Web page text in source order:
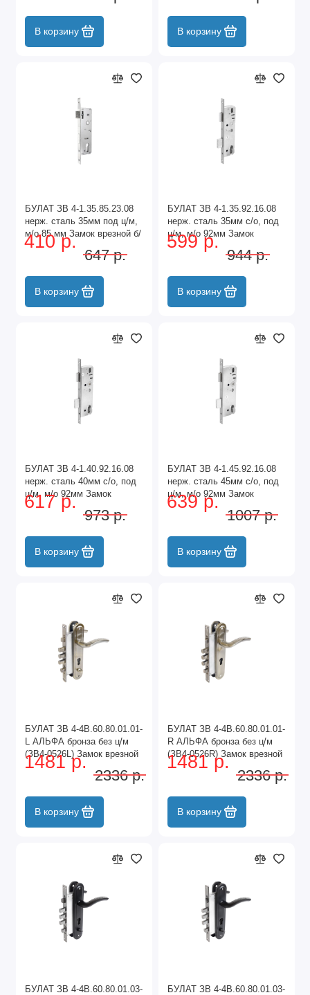
В корзину В корзину
БУЛАТ ЗВ 4-1.35.85.23.08
нерж. сталь 35мм под ц/м,
м/о 85 мм Замок врезной б/
руч (30)
410 р.
647 р.
В корзину
БУЛАТ ЗВ 4-1.35.92.16.08
нерж. сталь 35мм с/о, под
ц/м, м/о 92мм Замок
врезной б/руч (30)
599 р.
944 р.
В корзину
БУЛАТ ЗВ 4-1.40.92.16.08
нерж. сталь 40мм с/о, под
ц/м, м/о 92мм Замок
врезной б/руч (30)
617 р.
973 р.
В корзину
БУЛАТ ЗВ 4-1.45.92.16.08
нерж. сталь 45мм с/о, под
ц/м, м/о 92мм Замок
врезной б/руч (30)
639 р.
1007 р.
В корзину
БУЛАТ ЗВ 4-4B.60.80.01.01-
L АЛЬФА бронза без ц/м
(ЗВ4-0526L) Замок врезной
с/руч (10)
1481 р.
2336 р.
В корзину
БУЛАТ ЗВ 4-4B.60.80.01.01-
R АЛЬФА бронза без ц/м
(ЗВ4-0526R) Замок врезной
с/руч (10)
1481 р.
2336 р.
В корзину
БУЛАТ ЗВ 4-4B.60.80.01.03-
БУЛАТ ЗВ 4-4B.60.80.01.03-